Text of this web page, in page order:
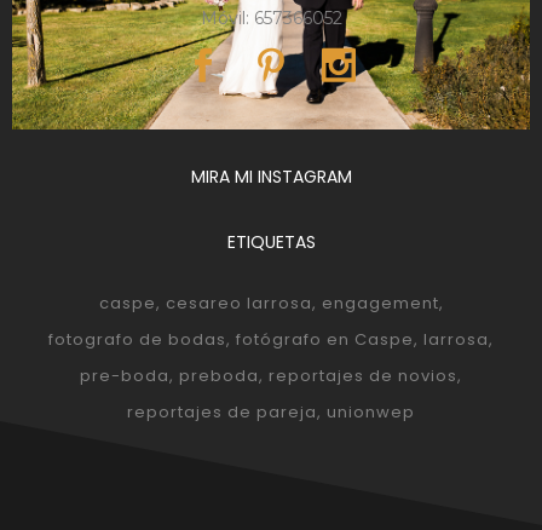
Móvil: 657366052
MIRA MI INSTAGRAM
ETIQUETAS
caspe cesareo larrosa engagement
fotografo de bodas fotógrafo en Caspe larrosa
pre-boda preboda reportajes de novios
reportajes de pareja unionwep